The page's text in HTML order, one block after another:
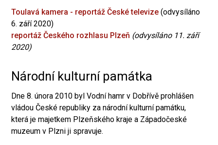
Toulavá kamera - reportáž České televize (odvysíláno
6. září 2020)
reportáž Českého rozhlasu Plzeň (odvysíláno 11. září
2020)
Národní kulturní památka
Dne 8. února 2010 byl Vodní hamr v Dobřívě prohlášen
vládou České republiky za národní kulturní památku,
která je majetkem Plzeňského kraje a Západočeské
muzeum v Plzni ji spravuje.